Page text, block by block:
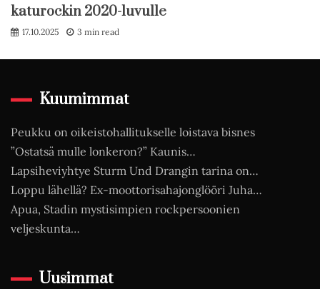
katurockin 2020-luvulle
17.10.2025 3 min read
Kuumimmat
Peukku on oikeistohallitukselle loistava bisnes
”Ostatsä mulle lonkeron?” Kaunis…
Lapsiheviyhtye Sturm Und Drangin tarina on…
Loppu lähellä? Ex-moottorisahajonglööri Juha…
Apua, Stadin mystisimpien rockpersoonien
veljeskunta…
Uusimmat